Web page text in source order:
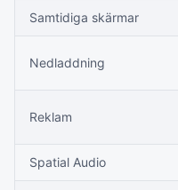
Samtidiga skärmar
Nedladdning
Reklam
Spatial Audio